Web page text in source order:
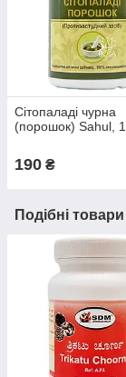
Сітопаладі чурна
(порошок) Sahul,
190 ₴
Подібні